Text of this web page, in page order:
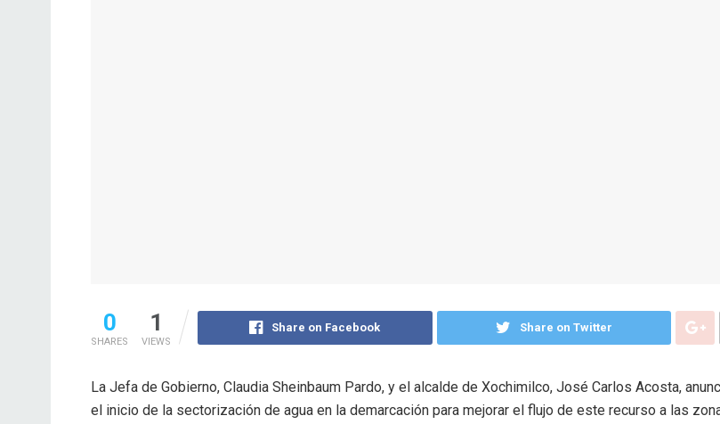
0
SHARES
1
VIEWS
Share on Facebook Share on Twitter
La Jefa de Gobierno, Claudia Sheinbaum Pardo, y el alcalde de Xochimilco, José Carlos Acosta,
el inicio de la sectorización de agua en la demarcación para mejorar el flujo de este recurso a las